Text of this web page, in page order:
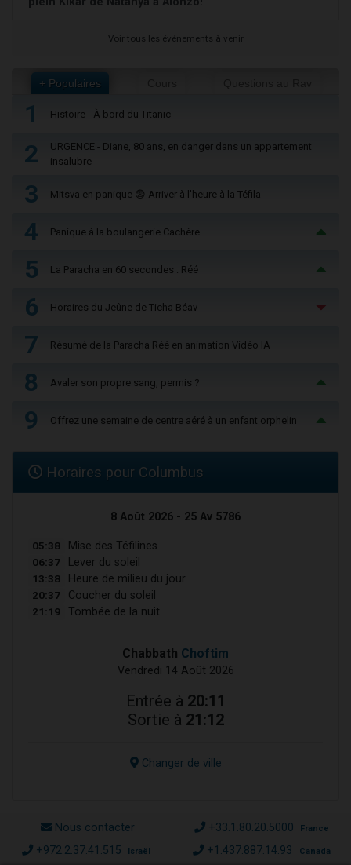
Voir tous les événements à venir
+ Populaires
1 Histoire - À bord du Titanic
2
URGENCE - Diane, 80 ans, en danger dans un appartement
insalubre
3 Mitsva en panique 😨 Arriver à l'heure à la Téfila
4 Panique à la boulangerie Cachère
5 La Paracha en 60 secondes : Réé
6 Horaires du Jeûne de Ticha Béav
7 Résumé de la Paracha Réé en animation Vidéo IA
8 Avaler son propre sang, permis ?
9 Offrez une semaine de centre aéré à un enfant orphelin
Horaires pour Columbus
8 Août 2026 - 25 Av 5786
05:38 Mise des Téfilines
06:37 Lever du soleil
13:38 Heure de milieu du jour
20:37 Coucher du soleil
21:19 Tombée de la nuit
Chabbath Choftim
Vendredi 14 Août 2026
Entrée à 20:11
Sortie à 21:12
Changer de ville
Nous contacter +33.1.80.20.5000 France
+972.2.37.41.515 Israël +1.437.887.14.93 Canada